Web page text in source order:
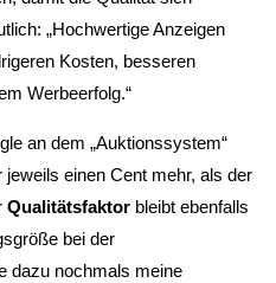
„Hochwertige Anzeigen
Kosten, besseren
Werbeerfolg.“
an dem „Auktionssystem“
einen Cent mehr, als der
Qualitätsfaktor bleibt ebenfalls
bei der
dazu nochmals meine